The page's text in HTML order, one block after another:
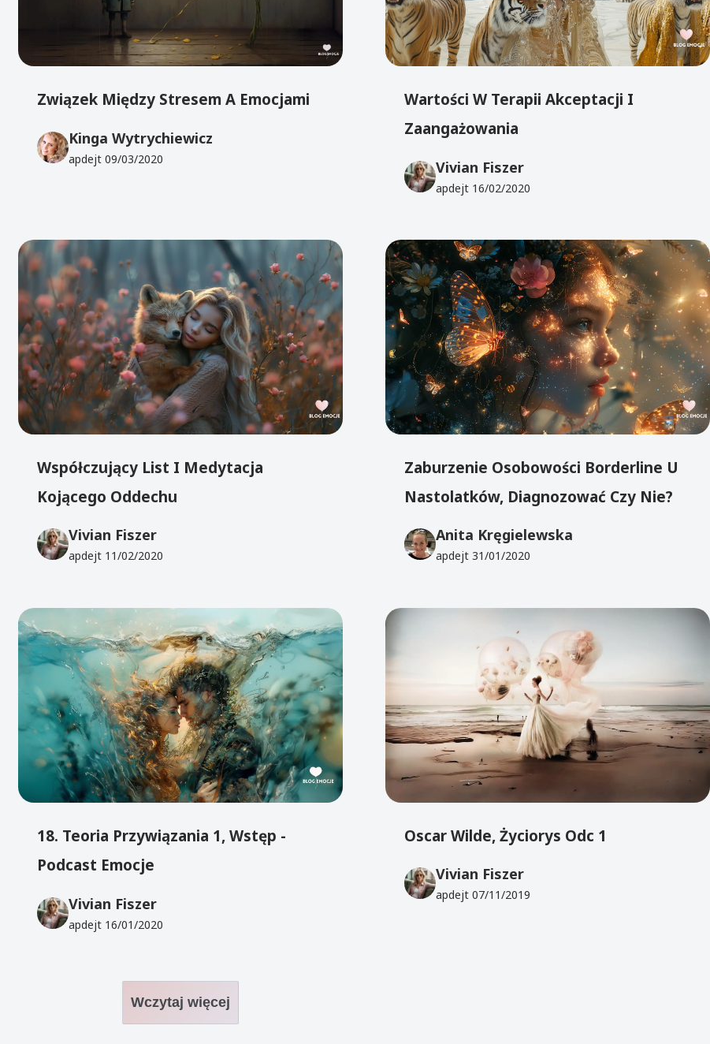
Związek Między Stresem A Emocjami
Kinga Wytrychiewicz
apdejt09/03/2020
Wartości W Terapii Akceptacji I
Zaangażowania
Vivian Fiszer
apdejt 16/02/2020
Współczujący List I Medytacja
Kojącego Oddechu
Vivian Fiszer
apdejt 11/02/2020
Zaburzenie Osobowości Borderline U
Nastolatków, Diagnozować Czy Nie?
Anita Kręgielewska
apdejt31/01/2020
18. Teoria Przywiązania 1, Wstęp -
Podcast Emocje
Vivian Fiszer
apdejt 16/01/2020
Oscar Wilde, Życiorys Odc 1
Vivian Fiszer
apdejt07/11/2019
Wczytaj więcej